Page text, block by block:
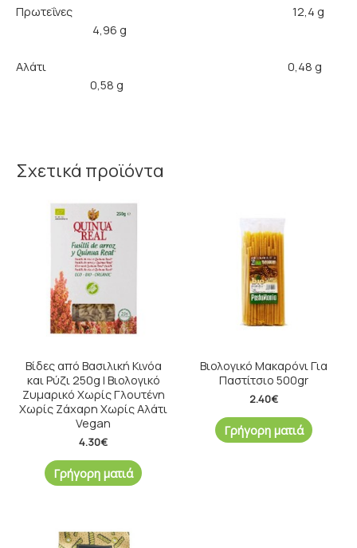
Πρωτεΐνες 12,4 g
4,96 g
Αλάτι 0,48 g
0,58 g
Σχετικά προϊόντα
Βίδες από Βασιλική Κινόα
και Ρύζι 250g | Βιολογικό
Ζυμαρικό Χωρίς Γλουτένη
Χωρίς Ζάχαρη Χωρίς Αλάτι
Vegan
4.30€
Γρήγορη ματιά
Βιολογικό Μακαρόνι Για
Παστίτσιο 500gr
2.40€
Γρήγορη ματιά